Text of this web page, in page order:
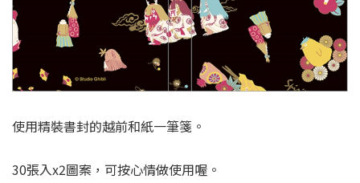
使用精裝書封的越前和紙一筆箋。
30張入x2圖案，可按心情做使用喔。